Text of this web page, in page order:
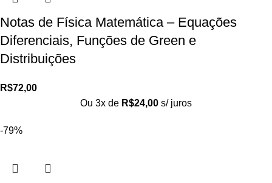
Notas de Física Matemática – Equações
Diferenciais, Funções de Green e
Distribuições
R$72,00
Ou 3x de R$24,00 s/ juros
-79%